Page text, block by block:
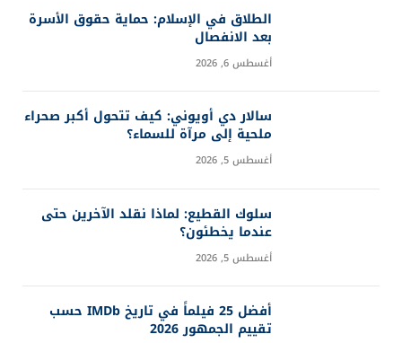
الطلاق في الإسلام: حماية حقوق الأسرة
بعد الانفصال
أغسطس 6, 2026
سالار دي أويوني: كيف تتحول أكبر صحراء
ملحية إلى مرآة للسماء؟
أغسطس 5, 2026
سلوك القطيع: لماذا نقلد الآخرين حتى
عندما يخطئون؟
أغسطس 5, 2026
أفضل 25 فيلماً في تاريخ IMDb حسب
تقييم الجمهور 2026